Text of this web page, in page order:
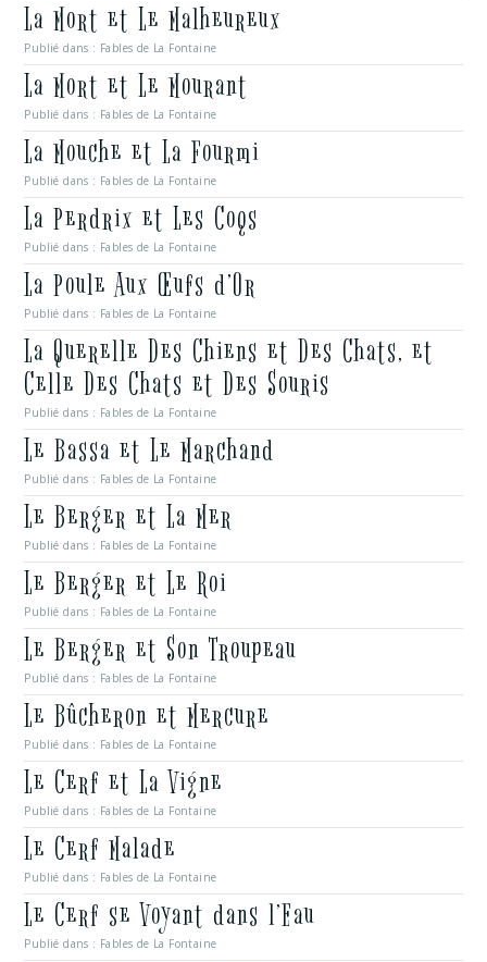
La Mort et Le Malheureux
Publié dans : Fables de La Fontaine
La Mort et Le Mourant
Publié dans : Fables de La Fontaine
La Mouche et La Fourmi
Publié dans : Fables de La Fontaine
La Perdrix et Les Coqs
Publié dans : Fables de La Fontaine
La Poule Aux Œufs d’Or
Publié dans : Fables de La Fontaine
La Querelle Des Chiens et Des Chats, et
Celle Des Chats et Des Souris
Publié dans : Fables de La Fontaine
Le Bassa et Le Marchand
Publié dans : Fables de La Fontaine
Le Berger et La Mer
Publié dans : Fables de La Fontaine
Le Berger et Le Roi
Publié dans : Fables de La Fontaine
Le Berger et Son Troupeau
Publié dans : Fables de La Fontaine
Le Bûcheron et Mercure
Publié dans : Fables de La Fontaine
Le Cerf et La Vigne
Publié dans : Fables de La Fontaine
Le Cerf Malade
Publié dans : Fables de La Fontaine
Le Cerf se Voyant dans l’Eau
Publié dans : Fables de La Fontaine